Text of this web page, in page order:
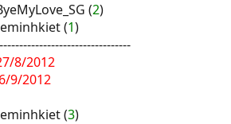
(2)
(1)
8/2012
6/9/2012
(3)